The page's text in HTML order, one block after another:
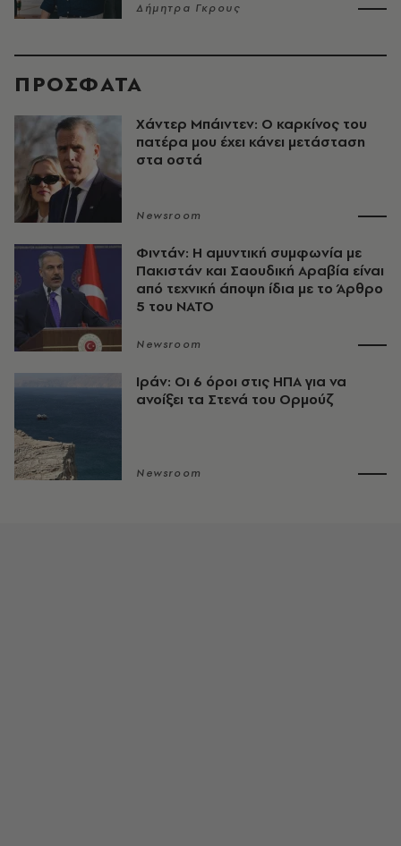
Δήμητρα Γκρους
ΠΡΟΣΦΑΤΑ
Χάντερ Μπάιντεν: Ο καρκίνος του
πατέρα μου έχει κάνει μετάσταση
στα οστά
Newsroom
Φιντάν: Η αμυντική συμφωνία με
Πακιστάν και Σαουδική Αραβία είναι
από τεχνική άποψη ίδια με τo Άρθρο
5 του ΝΑΤΟ
Newsroom
Ιράν: Οι 6 όροι στις ΗΠΑ για να
ανοίξει τα Στενά του Ορμούζ
Newsroom